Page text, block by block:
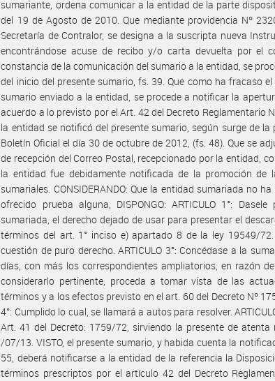
sumariante, ordena comunicar a la entidad de la parte
del 19 de Agosto de 2010. Que mediante providencia Nº
Secretaría de Contralor, se designa a la suscripta nueva
encontrándose acuse de recibo y/o carta devuelta por el
constancia de la comunicación del sumario a la entidad, se
del inicio del presente sumario, fs. 39. Que como ha fracaso
sumario enviado a la entidad, se procede a notificar la
acuerdo a lo previsto por el Art. 42 del Decreto Reglamentario
la entidad se notificó del presente sumario, según surge de la
Boletín Oficial el día 30 de octubre de 2012, (fs. 48). Que se
de recepción del Correo Postal, recepcionado por la entidad,
la entidad fue debidamente notificada de la promoción de
sumariales. CONSIDERANDO: Que la entidad sumariada no
ofrecido prueba alguna, DISPONGO: ARTICULO 1°:
sumariada, el derecho dejado de usar para presentar el
términos del art. 1° inciso e) apartado 8 de la ley 19549/72.
cuestión de puro derecho. ARTICULO 3°: Concédase a la
días, con más los correspondientes ampliatorios, en razón
considerarlo pertinente, proceda a tomar vista de las
términos y a los efectos previsto en el art. 60 del Decreto Nº
4°: Cumplido lo cual, se llamará a autos para resolver.
Art. 41 del Decreto: 1759/72, sirviendo la presente de atenta
/07/13. VISTO, el presente sumario, y habida cuenta la
55, deberá notificarse a la entidad de la referencia la
términos prescriptos por el artículo 42 del Decreto